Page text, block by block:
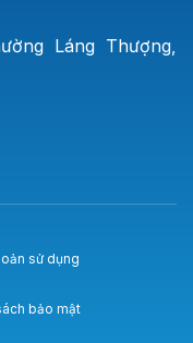
Láng Thượng,
sử dụng
bảo mật